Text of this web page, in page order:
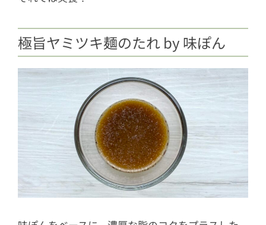
極旨ヤミツキ麺のたれ by 味ぽん